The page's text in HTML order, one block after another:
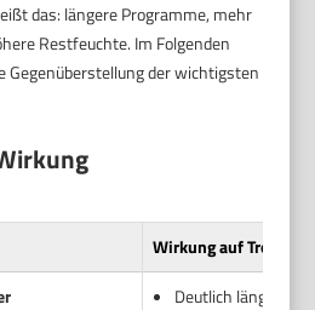
das: längere Programme, mehr
Restfeuchte. Im Folgenden
Gegenüberstellung der wichtigsten
Wirkung auf
Deutlich längere